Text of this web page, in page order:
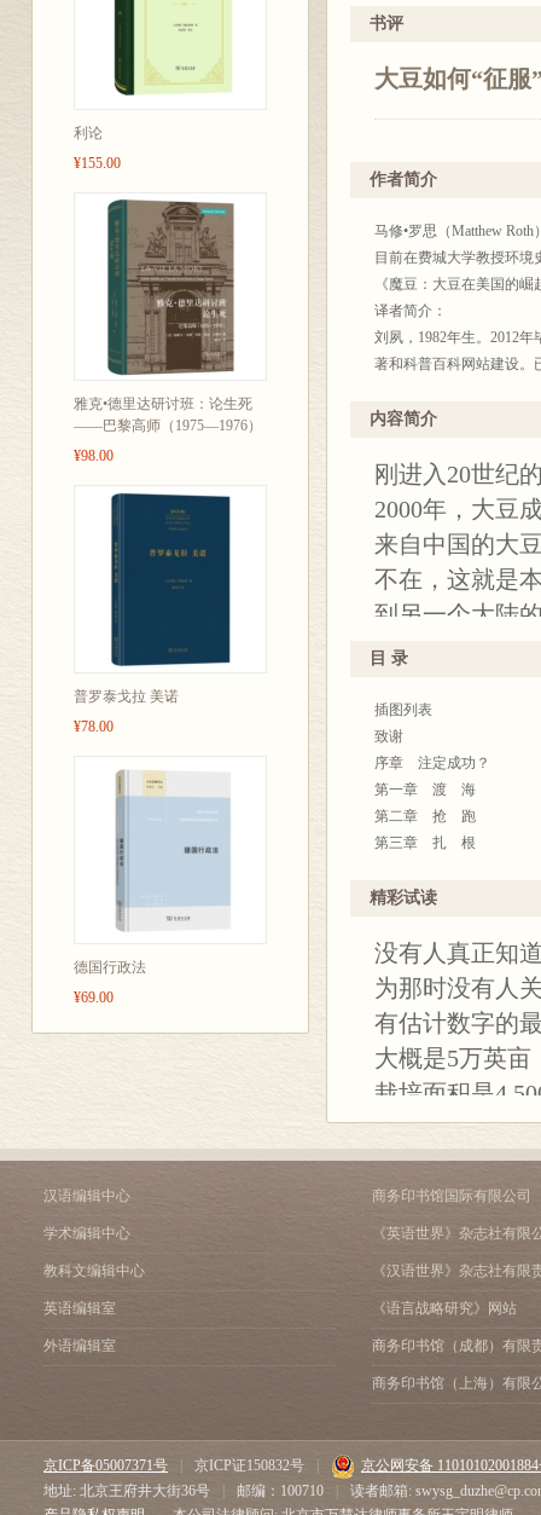
利论
¥155.00
雅克•德里达研讨班：论生死
——巴黎高师（1975—1976）
¥98.00
普罗泰戈拉 美诺
¥78.00
德国行政法
¥69.00
相关推荐：
要性。
——《中西部评
为大规模工业
——《华尔街
※美国的扩张
※中国人的餐
※从农产品到
※从中国到美
民、美国农业
农场主、食品
书评
大豆如何“征服
作者简介
马修•罗思（Matthew
目前在费城大学教授环
《魔豆：大豆在美国的崛
译者简介：
刘夙，1982年生。2012
著和科普百科网站建设。
内容简介
刚进入20世纪
2000年，大豆
来自中国的大
不在，这就是
到另一个大陆
农业部、制造
用。
目 录
插图列表
致谢
序章 注定成功？
第一章 渡 海
第二章 抢 跑
第三章 扎 根
第五章 应 召
第七章 暗 兴
第八章 亮 相
第九章 登 顶
尾声 到此为止？
注释
主要参考文献
精彩试读
没有人真正知
为那时没有人
有估计数字的
大概是5万英
栽培面积是
查第一次把大
英亩的大豆，
的州所种的大
应着干草大豆
已达7,000万
州的总面积还
们的农民带来
和豆粕的出口
物。大部分大
点儿好消息。
界第四。与此
汉语编辑中心
学术编辑中心
教科文编辑中心
英语编辑室
外语编辑室
商务印书馆国际有限公司
《英语世界》杂志社有限
《汉语世界》杂志社有限
《语言战略研究》网站
商务印书馆（成都）有限
商务印书馆（上海）有限
京ICP备05007371号 京ICP证150832号
京公网安备
地址: 北京王府井大街36号
邮编：100710
读者邮箱: